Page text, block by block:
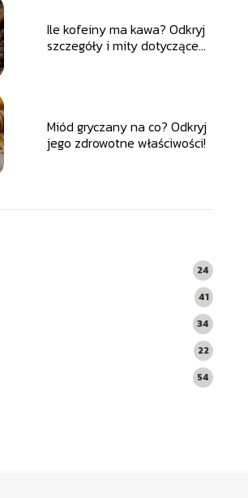
Ile kofeiny ma kawa? Odkryj
szczegóły i mity dotyczące
Miód gryczany na co? Odkryj
jego zdrowotne właściwości!
24
41
34
22
54